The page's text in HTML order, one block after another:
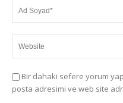
Bir dahaki sefere yorum
posta adresimi ve web site